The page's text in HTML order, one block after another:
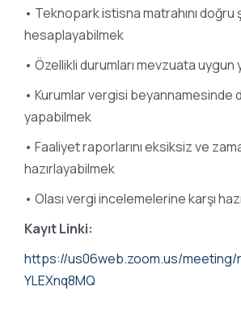
• Teknopark istisna matrahını doğru
hesaplayabilmek
• Özellikli durumları mevzuata
• Kurumlar vergisi beyannamesinde
yapabilmek
• Faaliyet raporlarını eksiksiz ve
hazırlayabilmek
• Olası vergi incelemelerine karşı
Kayıt Linki:
https://us06web.zoom.us/
YLEXnq8MQ